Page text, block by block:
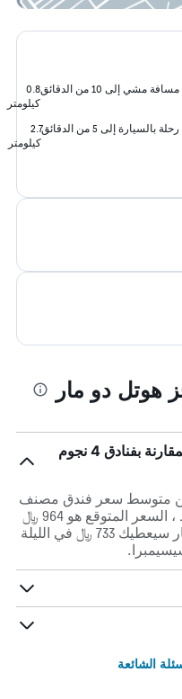
مسافة مشي إلى 10 من الدقائق
0.8
كيلومتر
رحلة بالسيارة إلى 5 من الدقائق
2.7
كيلومتر
هوتل دو مار
هل الأسعار في هوتل دو مار قابلة للمقارنة بفنادق 4 نجوم
متوسط ​​سعر فندق مصنف
4 نجوم في سيسيمبرا. في المتوسط ، السعر المتوقع هو 964 ﷼
في الليلة في سيسيمبرا. هوتل دو مار سيعطيك 733 ﷼ في الليلة
الشائعة